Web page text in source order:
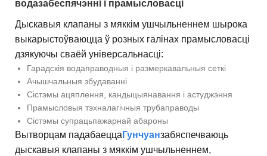
водазабеспячэнні і прамысловасці
Дыскавыя клапаны з мяккім ушчыльненнем шырока
выкарыстоўваюцца ў розных галінах прамысловасці
дзякуючы сваёй універсальнасці:
Гарадскія водаправодныя і размеркавальныя сеткі
Ачышчальныя збудаванні
Сістэмы ацяплення, кандыцыянавання і астуджэння
Прамысловыя тэхналагічныя трубаправоды
Сістэмы супрацьпажарнай абароны
Вытворцам падабаецца Гунчуанзабяспечваюць
дыскавыя клапаны з мяккім ушчыльненнем,